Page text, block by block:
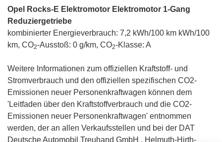
Opel Rocks-E Elektromotor Elektromotor 1-Gang
Reduziergetriebe
kombinierter Energieverbrauch: 7,2 kWh/100 km kWh/100
km, CO2-Ausstoß: 0 g/km, CO2-Klasse: A
Weitere Informationen zum offiziellen Kraftstoff- und
Stromverbrauch und den offiziellen spezifischen CO2-
Emissionen neuer Personenkraftwagen können dem
'Leitfaden über den Kraftstoffverbrauch und die CO2-
Emissionen neuer Personenkraftwagen' entnommen
werden, der an allen Verkaufsstellen und bei der DAT
Deutsche Automobil Treuhand GmbH , Helmuth-Hirth-